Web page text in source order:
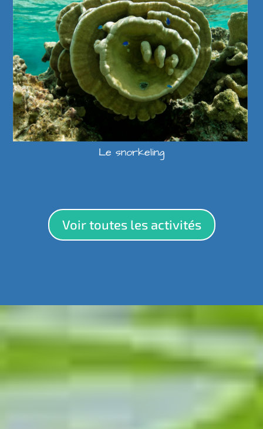
Le snorkeling
Voir toutes les activités